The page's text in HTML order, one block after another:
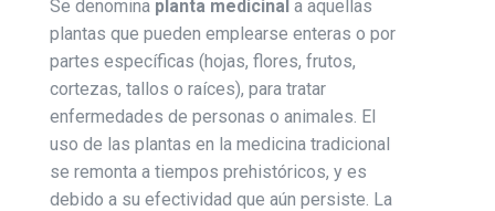
Se denomina planta medicinal a aquellas
plantas que pueden emplearse enteras o por
partes específicas (hojas, flores, frutos,
cortezas, tallos o raíces), para tratar
enfermedades de personas o animales. El
uso de las plantas en la medicina tradicional
se remonta a tiempos prehistóricos, y es
debido a su efectividad que aún persiste. La